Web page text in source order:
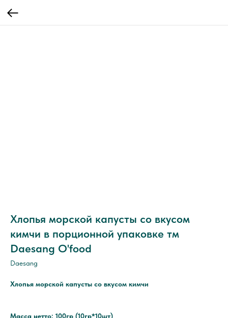
Хлопья морской капусты со вкусом
кимчи в порционной упаковке тм
Daesang O'food
Daesang
Хлопья морской капусты со вкусом кимчи
Масса нетто: 100гр (10гр*10шт)